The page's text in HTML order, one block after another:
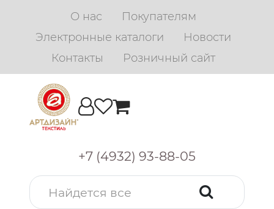
О нас
Покупателям
Электронные каталоги
Новости
Контакты
Розничный сайт
+7 (4932) 93-88-05